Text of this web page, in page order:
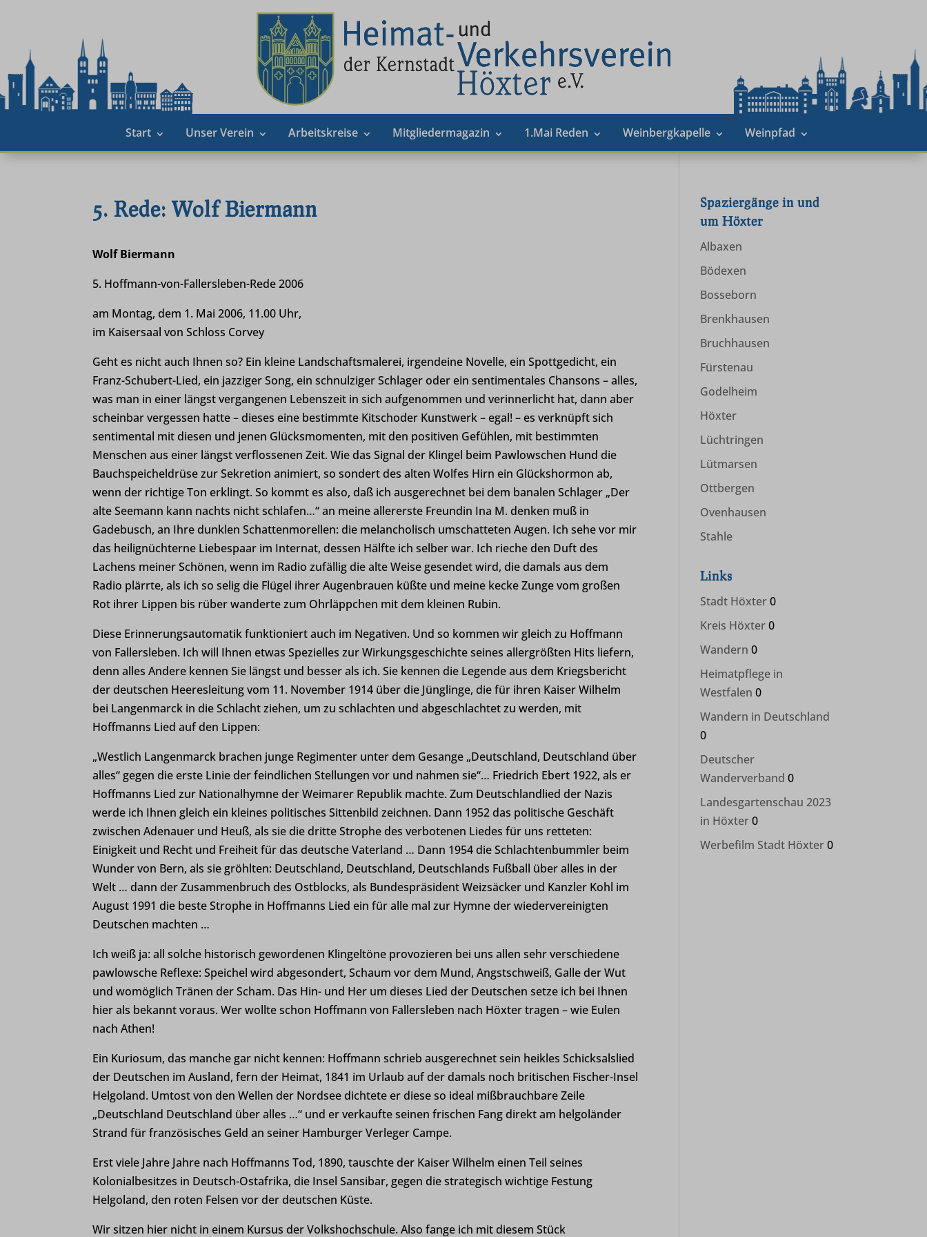
Start Unser Verein Arbeitskreise Mitgliedermagazin 1.Mai Reden Weinbergkapelle Weinpfad
5. Rede: Wolf Biermann
Wolf Biermann
5. Hoffmann-von-Fallersleben-Rede 2006
am Montag, dem 1. Mai 2006, 11.00 Uhr,
im Kaisersaal von Schloss Corvey
Geht es nicht auch Ihnen so? Ein kleine Landschaftsmalerei, irgendeine Novelle, ein Spottgedicht, ein
Franz-Schubert-Lied, ein jazziger Song, ein schnulziger Schlager oder ein sentimentales Chansons – alles,
was man in einer längst vergangenen Lebenszeit in sich aufgenommen und verinnerlicht hat, dann aber
scheinbar vergessen hatte – dieses eine bestimmte Kitsch­oder Kunstwerk – egal! – es verknüpft sich
sentimental mit diesen und jenen Glücksmomenten, mit den positiven Gefühlen, mit bestimmten
Menschen aus einer längst verflossenen Zeit. Wie das Signal der Klingel beim Pawlowschen Hund die
Bauchspeicheldrüse zur Sekretion animiert, so sondert des alten Wolfes Hirn ein Glückshormon ab,
wenn der richtige Ton erklingt. So kommt es also, daß ich ausgerechnet bei dem banalen Schlager „Der
alte Seemann kann nachts nicht schlafen…“ an meine allererste Freundin Ina M. denken muß in
Gadebusch, an Ihre dunklen Schattenmorellen: die melancholisch umschatteten Augen. Ich sehe vor mir
das heilignüchterne Liebespaar im Internat, dessen Hälfte ich selber war. Ich rieche den Duft des
Lachens meiner Schönen, wenn im Radio zufällig die alte Weise gesendet wird, die damals aus dem
Radio plärrte, als ich so selig die Flügel ihrer Augenbrauen küßte und meine kecke Zunge vom großen
Rot ihrer Lippen bis rüber wanderte zum Ohrläppchen mit dem kleinen Rubin.
Diese Erinnerungsautomatik funktioniert auch im Negativen. Und so kommen wir gleich zu Hoffmann
von Fallersleben. Ich will Ihnen etwas Spezielles zur Wirkungsgeschichte seines allergrößten Hits liefern,
denn alles Andere kennen Sie längst und besser als ich. Sie kennen die Legende aus dem Kriegsbericht
der deutschen Heeresleitung vom 11. November 1914 über die Jünglinge, die für ihren Kaiser Wilhelm
bei Langenmarck in die Schlacht ziehen, um zu schlachten und abgeschlachtet zu werden, mit
Hoffmanns Lied auf den Lippen:
„Westlich Langenmarck brachen junge Regimenter unter dem Gesange „Deutschland, Deutschland über
alles“ gegen die erste Linie der feindlichen Stellungen vor und nahmen sie“… Friedrich Ebert 1922, als er
Hoffmanns Lied zur Nationalhymne der Weimarer Republik machte. Zum Deutschlandlied der Nazis
werde ich Ihnen gleich ein kleines politisches Sittenbild zeichnen. Dann 1952 das politische Geschäft
zwischen Adenauer und Heuß, als sie die dritte Strophe des verbotenen Liedes für uns retteten:
Einigkeit und Recht und Freiheit für das deutsche Vaterland … Dann 1954 die Schlachtenbummler beim
Wunder von Bern, als sie gröhlten: Deutschland, Deutschland, Deutschlands Fußball über alles in der
Welt … dann der Zusammenbruch des Ostblocks, als Bundespräsident Weizsäcker und Kanzler Kohl im
August 1991 die beste Strophe in Hoffmanns Lied ein für alle mal zur Hymne der wiedervereinigten
Deutschen machten …
Ich weiß ja: all solche historisch gewordenen Klingeltöne provozieren bei uns allen sehr verschiedene
pawlowsche Reflexe: Speichel wird abgesondert, Schaum vor dem Mund, Angstschweiß, Galle der Wut
und womöglich Tränen der Scham. Das Hin- und Her um dieses Lied der Deutschen setze ich bei Ihnen
hier als bekannt voraus. Wer wollte schon Hoffmann von Fallersleben nach Höxter tragen – wie Eulen
nach Athen!
Ein Kuriosum, das manche gar nicht kennen: Hoffmann schrieb ausgerechnet sein heikles Schicksalslied
der Deutschen im Ausland, fern der Heimat, 1841 im Urlaub auf der damals noch britischen Fischer-Insel
Helgoland. Umtost von den Wellen der Nordsee dichtete er diese so ideal mißbrauchbare Zeile
„Deutschland Deutschland über alles …“ und er verkaufte seinen frischen Fang direkt am helgoländer
Strand für französisches Geld an seiner Hamburger Verleger Campe.
Erst viele Jahre Jahre nach Hoffmanns Tod, 1890, tauschte der Kaiser Wilhelm einen Teil seines
Kolonialbesitzes in Deutsch-Ostafrika, die Insel Sansibar, gegen die strategisch wichtige Festung
Helgoland, den roten Felsen vor der deutschen Küste.
Wir sitzen hier nicht in einem Kursus der Volkshochschule. Also fange ich mit diesem Stück
Spaziergänge in und
um Höxter
Albaxen
Bödexen
Bosseborn
Brenkhausen
Bruchhausen
Fürstenau
Godelheim
Höxter
Lüchtringen
Lütmarsen
Ottbergen
Ovenhausen
Stahle
Links
Stadt Höxter0
Kreis Höxter0
Wandern 0
Heimatpflege in
Westfalen 0
Wandern in Deutschland
0
Deutscher
Wanderverband 0
Landesgartenschau 2023
in Höxter0
Werbefilm Stadt Höxter0